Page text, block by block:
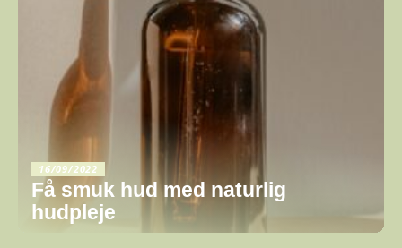
16/09/2022
Få smuk hud med naturlig
hudpleje